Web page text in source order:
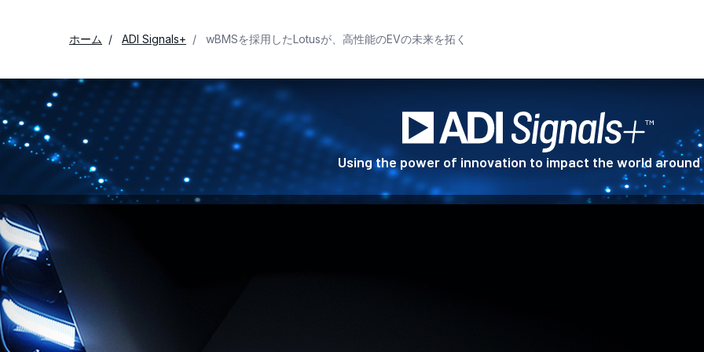
ホーム ADI Signals+ wBMSを採用したLotusが、高性能のEVの未来を拓く
Using the power of innovation to impact the world around